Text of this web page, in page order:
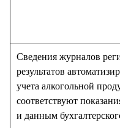
Сведения журналов
результатов
учета алкогольной
соответствуют
и данным